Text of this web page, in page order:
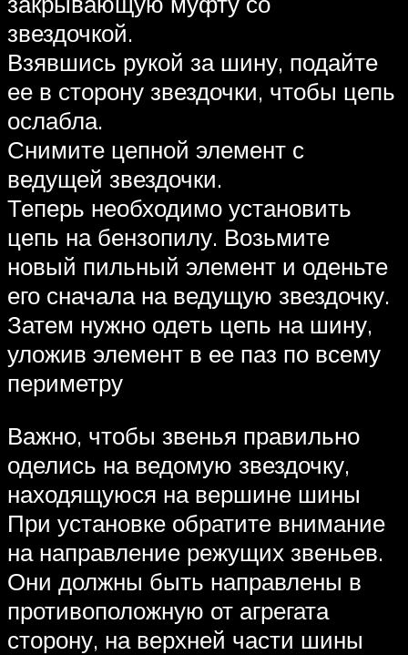
звездочкой.
Взявшись рукой за шину, подайте
ее в сторону звездочки, чтобы цепь
ослабла.
Снимите цепной элемент с
ведущей звездочки.
Теперь необходимо установить
цепь на бензопилу. Возьмите
новый пильный элемент и оденьте
его сначала на ведущую звездочку.
Затем нужно одеть цепь на шину,
уложив элемент в ее паз по всему
периметру
Важно, чтобы звенья правильно
оделись на ведомую звездочку,
находящуюся на вершине шины
При установке обратите внимание
на направление режущих звеньев.
Они должны быть направлены в
противоположную от агрегата
сторону, на верхней части шины